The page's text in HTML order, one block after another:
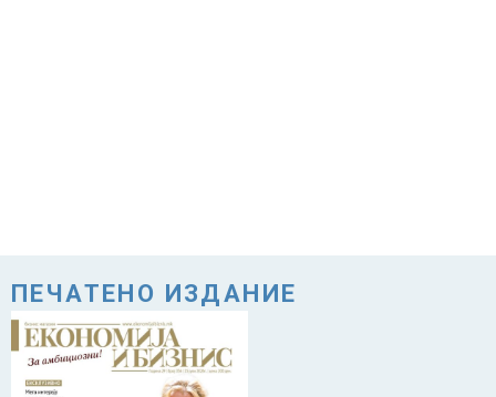
ПЕЧАТЕНО ИЗДАНИЕ